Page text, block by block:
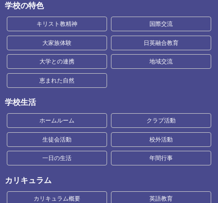
学校の特色
キリスト教精神 国際交流
大家族体験 日英融合教育
大学との連携 地域交流
恵まれた自然
学校生活
ホームルーム クラブ活動
生徒会活動 校外活動
一日の生活 年間行事
カリキュラム
カリキュラム概要 英語教育